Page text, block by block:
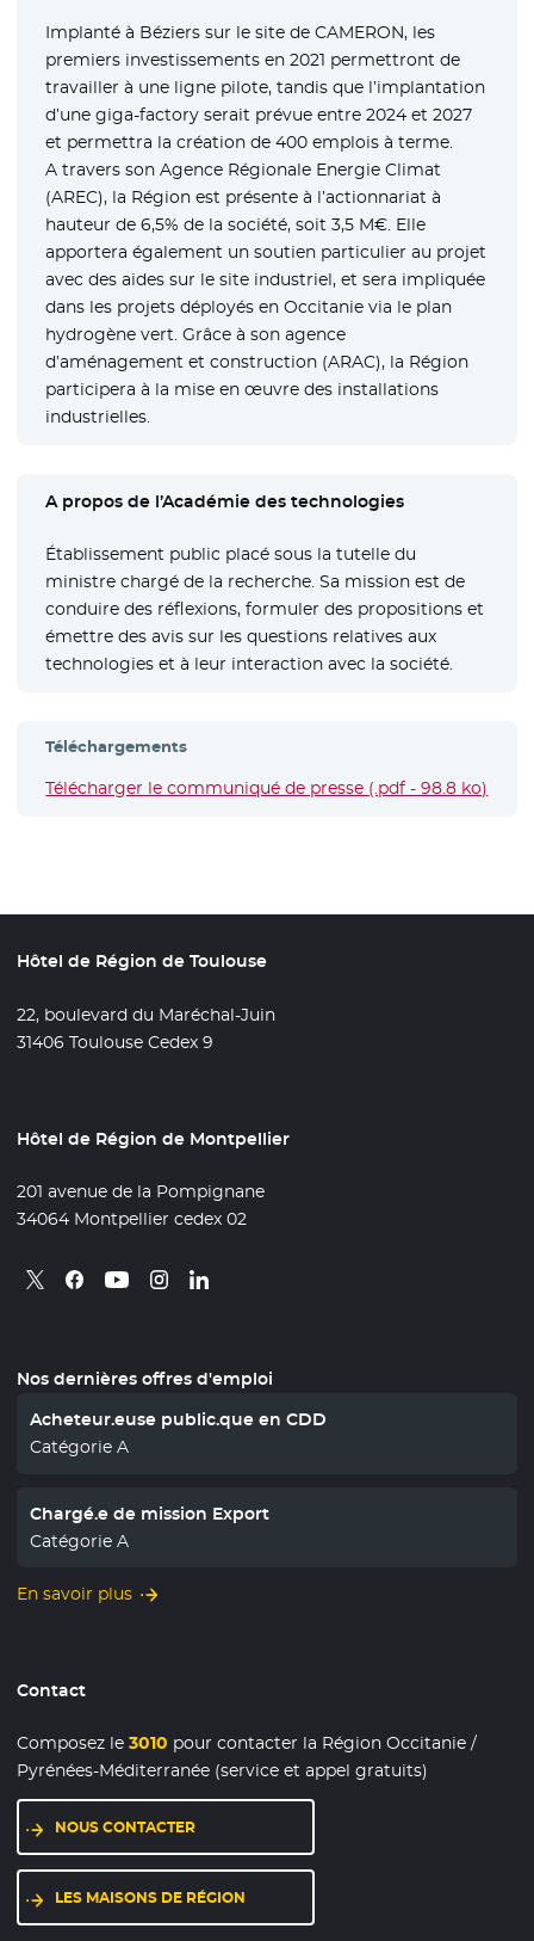
Implanté à Béziers sur le site de CAMERON, les
premiers investissements en 2021 permettront de
travailler à une ligne pilote, tandis que l’implantation
d’une giga-factory serait prévue entre 2024 et 2027
et permettra la création de 400 emplois à terme.
A travers son Agence Régionale Energie Climat
(AREC), la Région est présente à l’actionnariat à
hauteur de 6,5% de la société, soit 3,5 M€. Elle
apportera également un soutien particulier au projet
avec des aides sur le site industriel, et sera impliquée
dans les projets déployés en Occitanie via le plan
hydrogène vert. Grâce à son agence
d’aménagement et construction (ARAC), la Région
participera à la mise en œuvre des installations
industrielles.
A propos de l’Académie des technologies
Établissement public placé sous la tutelle du
ministre chargé de la recherche. Sa mission est de
conduire des réflexions, formuler des propositions et
émettre des avis sur les questions relatives aux
technologies et à leur interaction avec la société.
Téléchargements
Télécharger le communiqué de presse (.pdf - 98.8 ko)
Hôtel de Région de Toulouse
22, boulevard du Maréchal-Juin
31406 Toulouse Cedex 9
Hôtel de Région de Montpellier
201 avenue de la Pompignane
34064 Montpellier cedex 02
Retrouvez nous sur X
- Nouvelle fenêtre
Retrouvez nous sur Facebook
- Nouvelle fenêtre
Retrouvez nous sur Youtube
- Nouvelle fenêtre
Retrouvez nous sur Instagram
- Nouvelle fenêtre
Retrouvez nous sur Linkedin
- Nouvelle fenêtre
Nos dernières offres d'emploi
Acheteur.euse public.que en CDD
Catégorie A
Chargé.e de mission Export
Catégorie A
En savoir plus
Contact
Composez le3010 pour contacter la Région Occitanie /
Pyrénées-Méditerranée (service et appel gratuits)
NOUS CONTACTER
LES MAISONS DE RÉGION